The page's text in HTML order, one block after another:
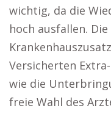
wichtig, da die
hoch ausfallen. Die
Versicherten
wie die
freie Wahl des